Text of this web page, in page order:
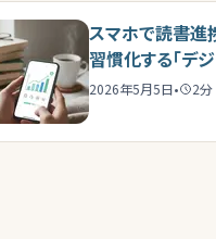
スマホで読書進
習慣化する「デ
法」
2026年5月5日• 2分